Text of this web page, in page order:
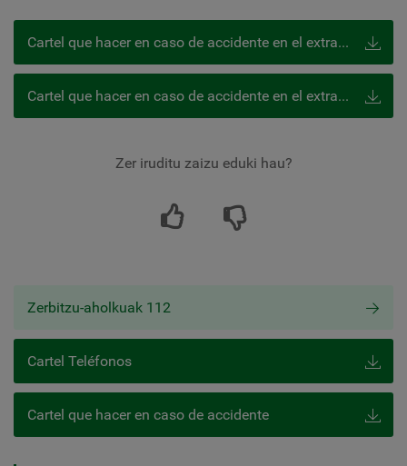
Cartel que hacer en caso de accidente en el extranjero
Cartel que hacer en caso de accidente en el extranjero (inglés)
Zer iruditu zaizu eduki hau?
Zerbitzu-aholkuak 112
Cartel Teléfonos
Cartel que hacer en caso de accidente